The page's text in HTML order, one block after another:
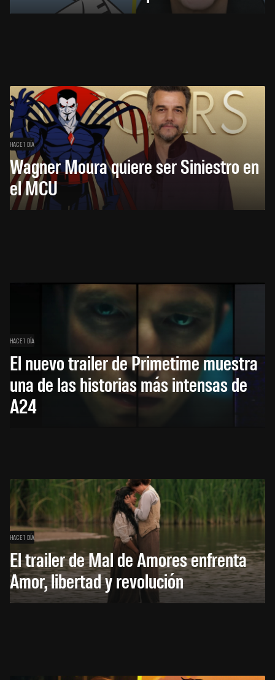
HACE 1 DÍA
Wagner Moura quiere ser Siniestro en
el MCU
HACE 1 DÍA
El nuevo trailer de Primetime muestra
una de las historias más intensas de
A24
HACE 1 DÍA
El trailer de Mal de Amores enfrenta
Amor, libertad y revolución